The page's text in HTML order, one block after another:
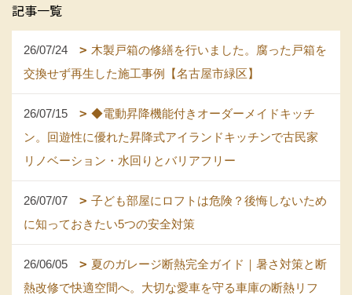
記事一覧
26/07/24
木製戸箱の修繕を行いました。腐った戸箱を
交換せず再生した施工事例【名古屋市緑区】
26/07/15
◆電動昇降機能付きオーダーメイドキッチ
ン。回遊性に優れた昇降式アイランドキッチンで古民家
リノベーション・水回りとバリアフリー
26/07/07
子ども部屋にロフトは危険？後悔しないため
に知っておきたい5つの安全対策
26/06/05
夏のガレージ断熱完全ガイド｜暑さ対策と断
熱改修で快適空間へ。大切な愛車を守る車庫の断熱リフ